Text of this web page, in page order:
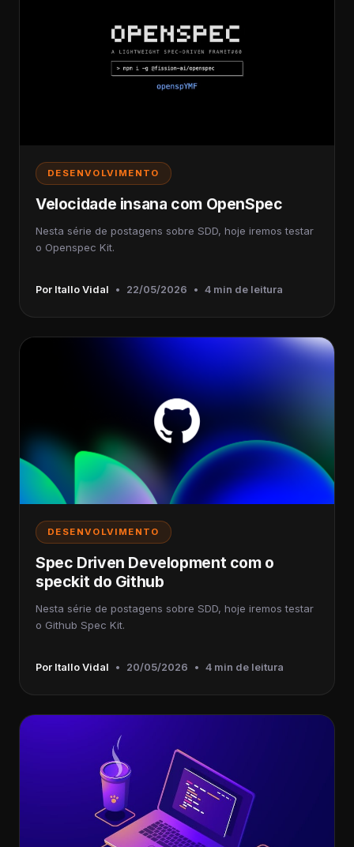
DESENVOLVIMENTO
Velocidade insana com OpenSpec
Nesta série de postagens sobre SDD, hoje iremos testar
o Openspec Kit.
Por Itallo Vidal • 22/05/2026 • 4 min de leitura
DESENVOLVIMENTO
Spec Driven Development com o
speckit do Github
Nesta série de postagens sobre SDD, hoje iremos testar
o Github Spec Kit.
Por Itallo Vidal • 20/05/2026 • 4 min de leitura